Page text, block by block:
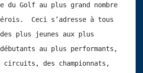
du Golf au plus grand nombre
Ceci s’adresse à tous
plus jeunes aux plus
au plus performants,
circuits, des championnats,